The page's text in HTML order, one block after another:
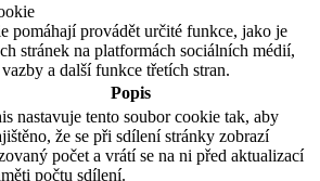
pomáhají provádět určité funkce, jako je
stránek na platformách sociálních médií,
a další funkce třetích stran.
Popis
nastavuje tento soubor cookie tak, aby
že se při sdílení stránky zobrazí
počet a vrátí se na ni před aktualizací
počtu sdílení.